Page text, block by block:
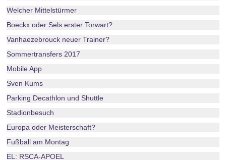
Welcher Mittelstürmer
Boeckx oder Sels erster Torwart?
Vanhaezebrouck neuer Trainer?
Sommertransfers 2017
Mobile App
Sven Kums
Parking Decathlon und Shuttle
Stadionbesuch
Europa oder Meisterschaft?
Fußball am Montag
EL: RSCA-APOEL